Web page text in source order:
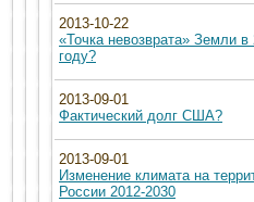
2013-10-22
«Точка невозврата» Земли в
году?
2013-09-01
Фактический долг США?
2013-09-01
Изменение климата на
России 2012-2030